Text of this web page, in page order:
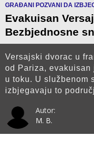
GRAĐANI POZVANI DA
Evakuisan
Bezbjednosne
Versajski dvorac u
od Pariza,
u toku. U službenom
izbjegavaju to
Autor:
M. B.